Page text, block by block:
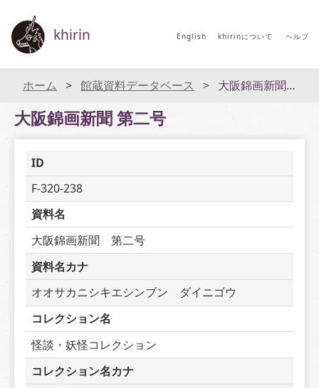
khirin English khirinについて ヘルプ
ホーム 館蔵資料データベース 大阪錦画新聞 第二号
大阪錦画新聞 第二号
ID
F-320-238
資料名
大阪錦画新聞　第二号
資料名カナ
オオサカニシキエシンブン　ダイニゴウ
コレクション名
怪談・妖怪コレクション
コレクション名カナ